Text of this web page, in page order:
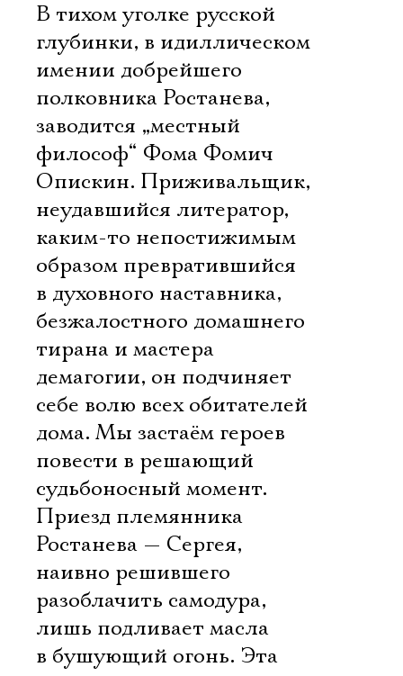
В тихом уголке русской
глубинки, в идиллическом
имении добрейшего
полковника Ростанева,
заводится „местный
философ“ Фома Фомич
Опискин. Приживальщик,
неудавшийся литератор,
каким-то непостижимым
образом превратившийся
в духовного наставника,
безжалостного домашнего
тирана и мастера
демагогии, он подчиняет
себе волю всех обитателей
дома. Мы застаём героев
повести в решающий
судьбоносный момент.
Приезд племянника
Ростанева — Сергея,
наивно решившего
разоблачить самодура,
лишь подливает масла
в бушующий огонь. Эта